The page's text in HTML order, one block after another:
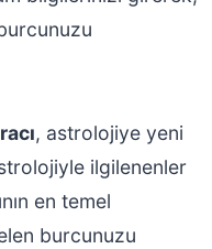
, astrolojiye yeni
ilgilenenler
en temel
burcunuzu